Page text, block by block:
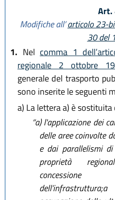
Art.
Modifiche all’articolo 23-
30 del
1. Nel comma 1
regionale 2 ottobre
generale del trasporto
sono inserite le seguenti
a) La lettera a) è
“a)l'applicazione dei
delle aree coinvolte
e dai parallelismi
proprietà